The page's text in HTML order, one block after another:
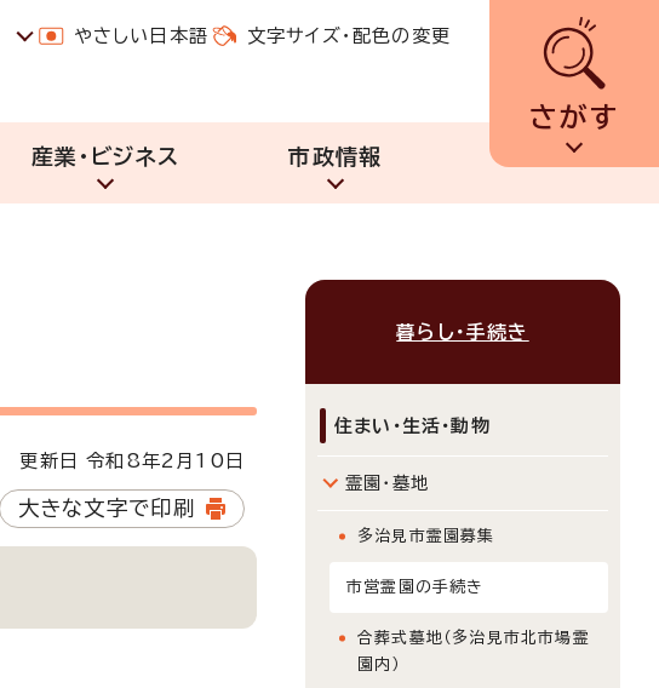
やさしい日本語 文字サイズ・配色の変更
さがす
産業・ビジネス 市政情報
更新日 令和8年2月10日
大きな文字で印刷
暮らし・手続き
住まい・生活・動物
霊園・墓地
多治見市霊園募集
市営霊園の手続き
合葬式墓地（多治見市北市場霊
園内）